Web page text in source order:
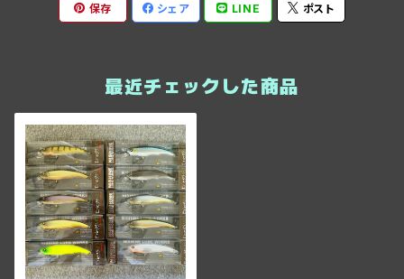
保存 シェア LINE ポスト
最近チェックした商品